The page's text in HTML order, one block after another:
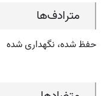
مترادف‌ها
حفظ شده، نگهداری شده